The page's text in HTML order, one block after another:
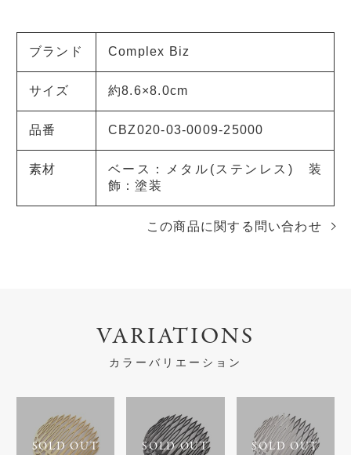
ブランド Complex Biz
サイズ 約8.6×8.0cm
品番 CBZ020-03-0009-25000
素材
ベース：メタル(ステンレス) 装
飾：塗装
この商品に関する問い合わせ
VARIATIONS
カラーバリエーション
SOLD OUT SOLD OUT SOLD OUT